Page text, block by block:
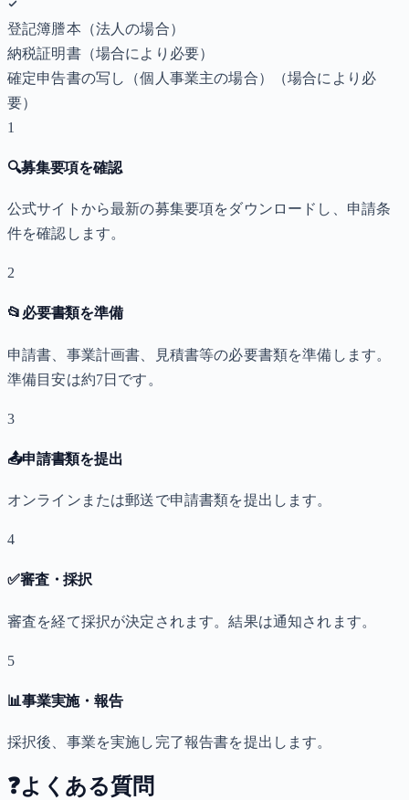
登記簿謄本（法人の場合）
納税証明書（場合により必要）
確定申告書の写し（個人事業主の場合）
（場合により必
要）
1
🔍募集要項を確認
公式サイトから最新の募集要項をダウンロードし、申請条
件を確認します。
2
📂 必要書類を準備
申請書、事業計画書、見積書等の必要書類を準備します。
準備目安は約7日です。
3
📤申請書類を提出
オンラインまたは郵送で申請書類を提出します。
4
✅審査・採択
審査を経て採択が決定されます。結果は通知されます。
5
📊事業実施・報告
採択後、事業を実施し完了報告書を提出します。
❓よくある質問